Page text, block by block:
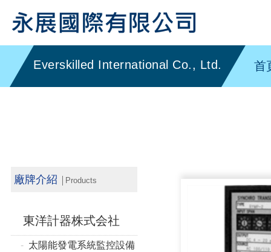
首
廠牌介紹 │Products
東洋計器株式会社
太陽能發電系統監控設備